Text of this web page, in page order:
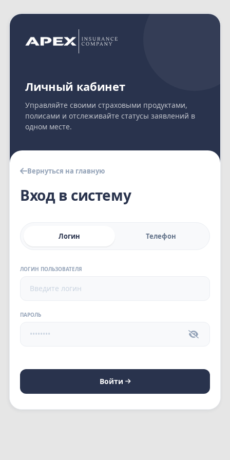
Личный кабинет
Управляйте своими страховыми продуктами,
полисами и отслеживайте статусы заявлений в
одном месте.
Вернуться на главную
Вход в систему
Логин Телефон
ЛОГИН ПОЛЬЗОВАТЕЛЯ
ПАРОЛЬ
Войти